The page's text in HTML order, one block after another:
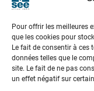
Pour offrir les meilleures
que les cookies pour
Le fait de consentir à ces
données telles que le
site. Le fait de ne pas
un effet négatif sur
Société de
de l’Information et